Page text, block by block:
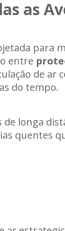
as
para
entre
de ar
do tempo.
longa
quentes